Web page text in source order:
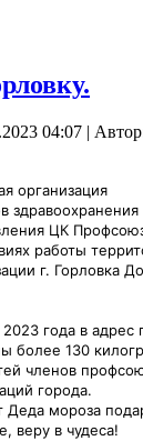
04:07 |
организация
ЦК
работы
г. Горловка
года в адрес
более 130
членов
города.
Деда мороза
веру в чудеса!